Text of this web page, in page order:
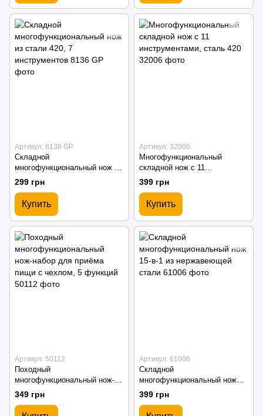
Артикул: 8136 GP
Складной
многофункциональный нож из
стали 420, 7 инструментов
299 грн
Купить
Артикул: 32006
Многофункциональный
складной нож с 11
инструментами, сталь 420
399 грн
Купить
Артикул: 50112
Походный
многофункциональный нож-
набор для приёма пищи с
чехлом, 5 функций
349 грн
Артикул: 61006
Складной
многофункциональный нож
15-в-1 из нержавеющей стали
399 грн